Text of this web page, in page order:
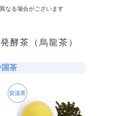
なる場合がございます
酵茶（烏龍茶）
国茶